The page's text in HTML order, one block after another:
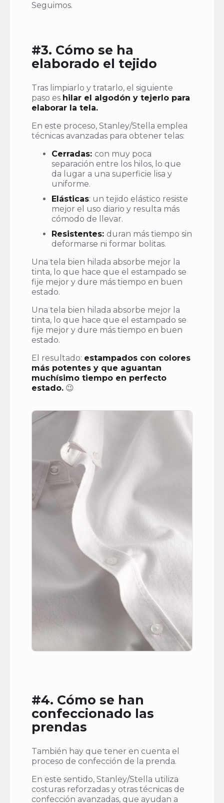
Seguimos.
#3. Cómo se ha
elaborado el tejido
Tras limpiarlo y tratarlo, el siguiente
paso es hilar el algodón y tejerlo para
elaborar la tela.
En este proceso, Stanley/Stella emplea
técnicas avanzadas para obtener telas:
Cerradas: con muy poca
separación entre los hilos, lo que
da lugar a una superficie lisa y
uniforme.
Elásticas: un tejido elástico resiste
mejor el uso diario y resulta más
cómodo de llevar.
Resistentes: duran más tiempo sin
deformarse ni formar bolitas.
Una tela bien hilada absorbe mejor la
tinta, lo que hace que el estampado se
fije mejor y dure más tiempo en buen
estado.
Una tela bien hilada absorbe mejor la
tinta, lo que hace que el estampado se
fije mejor y dure más tiempo en buen
estado.
El resultado: estampados con colores
más potentes y que aguantan
muchísimo tiempo en perfecto
estado. 😉
#4. Cómo se han
confeccionado las
prendas
También hay que tener en cuenta el
proceso de confección de la prenda.
En este sentido, Stanley/Stella utiliza
costuras reforzadas y otras técnicas de
confección avanzadas, que ayudan a